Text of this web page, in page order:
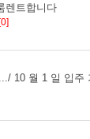
렌트합니다
10 월 1 일 입주